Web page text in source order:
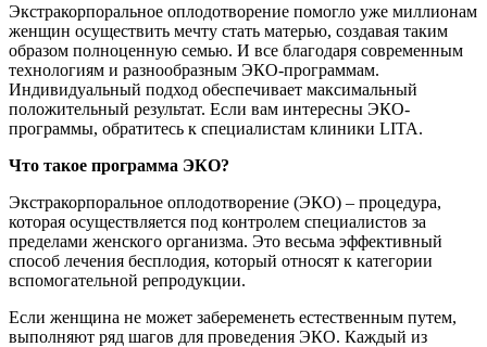
Экстракорпоральное оплодотворение помогло уже миллионам
женщин осуществить мечту стать матерью, создавая таким
образом полноценную семью. И все благодаря современным
технологиям и разнообразным ЭКО-программам.
Индивидуальный подход обеспечивает максимальный
положительный результат. Если вам интересны ЭКО-
программы, обратитесь к специалистам клиники LITA.
Что такое программа ЭКО?
Экстракорпоральное оплодотворение (ЭКО) – процедура,
которая осуществляется под контролем специалистов за
пределами женского организма. Это весьма эффективный
способ лечения бесплодия, который относят к категории
вспомогательной репродукции.
Если женщина не может забеременеть естественным путем,
выполняют ряд шагов для проведения ЭКО. Каждый из